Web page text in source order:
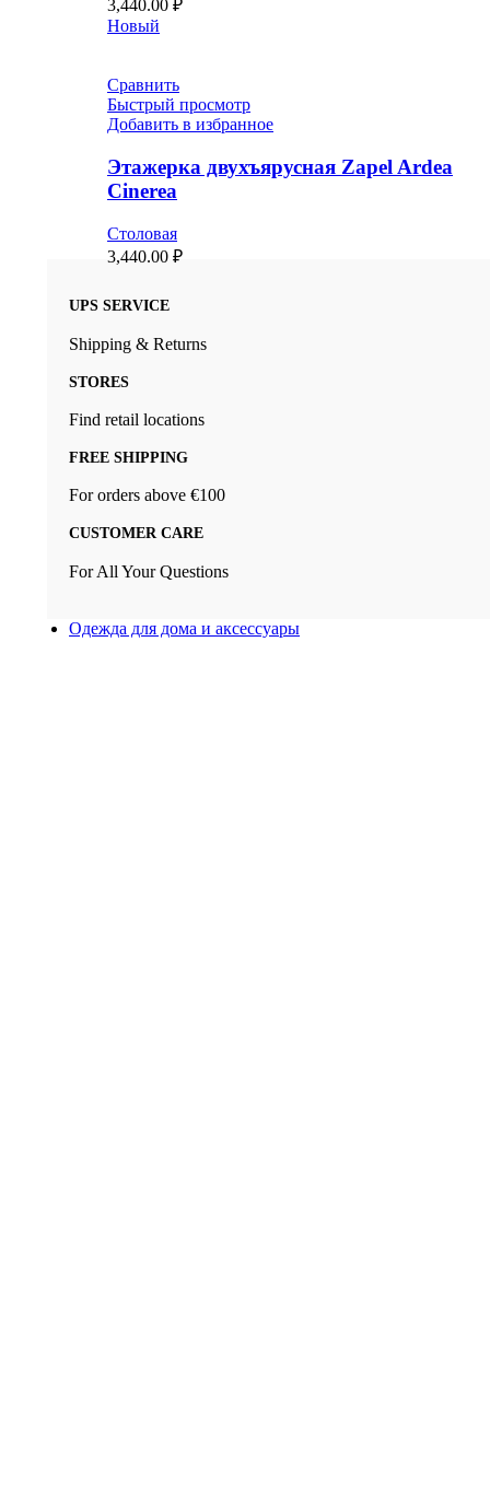
3,440.00 ₽
Новый
Сравнить
Быстрый просмотр
Добавить в избранное
Этажерка двухъярусная Zapel Ardea
Cinerea
Столовая
3,440.00 ₽
UPS SERVICE
Shipping & Returns
STORES
Find retail locations
FREE SHIPPING
For orders above €100
CUSTOMER CARE
For All Your Questions
Одежда для дома и аксессуары